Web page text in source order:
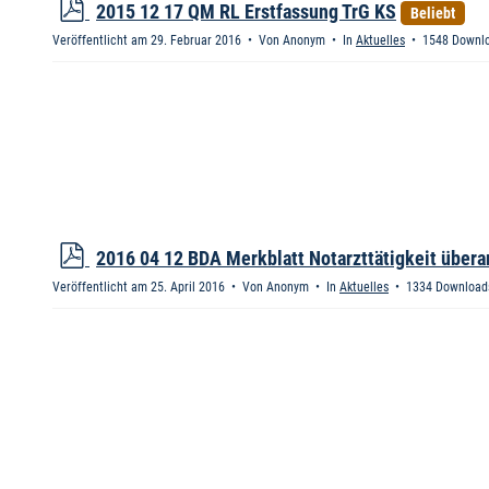
p2015 12 17 QM RL Erstfassung TrG KS Beliebt
Veröffentlicht am 29. Februar 2016 Von Anonym In Aktuelles 1548
p2016 04 12 BDA Merkblatt Notarzttätigkeit
Veröffentlicht am 25. April 2016 Von Anonym In Aktuelles 1334